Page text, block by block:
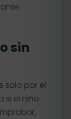
sin
solo por el
si el niño